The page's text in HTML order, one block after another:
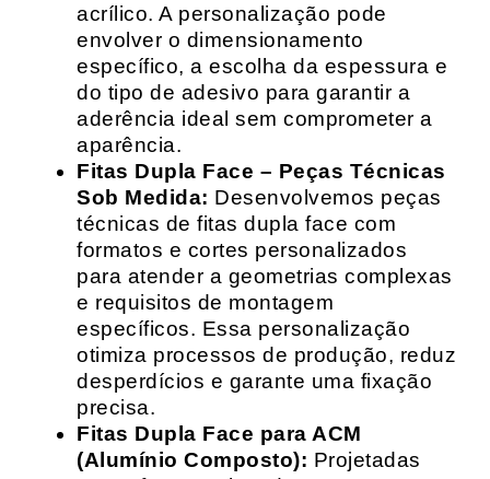
acrílico. A personalização pode
envolver o dimensionamento
específico, a escolha da espessura e
do tipo de adesivo para garantir a
aderência ideal sem comprometer a
aparência.
Fitas Dupla Face – Peças Técnicas
Sob Medida: Desenvolvemos peças
técnicas de fitas dupla face com
formatos e cortes personalizados
para atender a geometrias complexas
e requisitos de montagem
específicos. Essa personalização
otimiza processos de produção, reduz
desperdícios e garante uma fixação
precisa.
Fitas Dupla Face para ACM
(Alumínio Composto): Projetadas